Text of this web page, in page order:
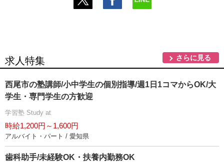
求人特集 さらに見る
西尾市の塾講師/小中学生の個別指導/週1日1コマからOK/大
学生・専門学生の方歓迎
学習塾 Study at
時給1,200円～1,600円
アルバイト・パート / 愛知県
歯科助手/未経験OK・扶養内勤務OK